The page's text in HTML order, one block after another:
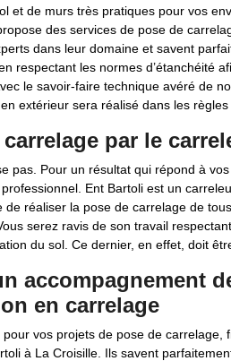
et de murs très pratiques pour vos
des services de pose de
dans leur domaine et savent
respectant les normes d’étanchéité
le savoir-faire technique avéré de
extérieur sera réalisé dans les règles
par le
pas. Pour un résultat qui répond à
Ent Bartoli est un
réaliser la pose de carrelage de
serez ravis de son travail
du sol. Ce dernier, en effet, doit
accompagnement
en carrelage
vos projets de pose de carrelage,
à La Croisille. Ils savent